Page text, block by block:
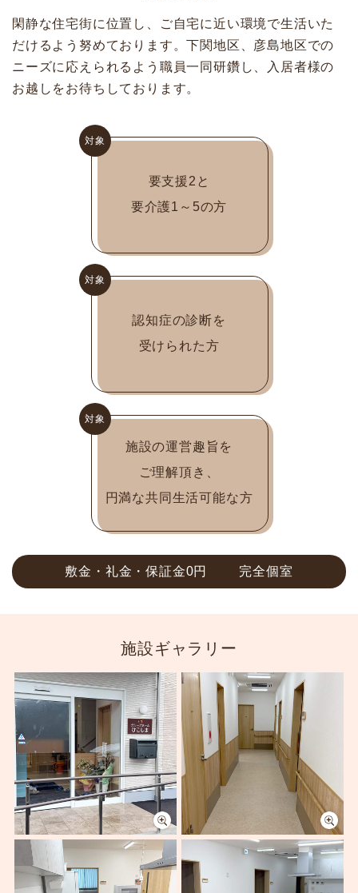
閑静な住宅街に位置し、ご自宅に近い環境で生活いた
だけるよう努めております。下関地区、彦島地区での
ニーズに応えられるよう職員一同研鑽し、入居者様の
お越しをお待ちしております。
対象
要支援2と
要介護1～5の方
対象
認知症の診断を
受けられた方
対象
施設の運営趣旨を
ご理解頂き、
円満な共同生活可能な方
敷金・礼金・保証金0円 完全個室
施設ギャラリー